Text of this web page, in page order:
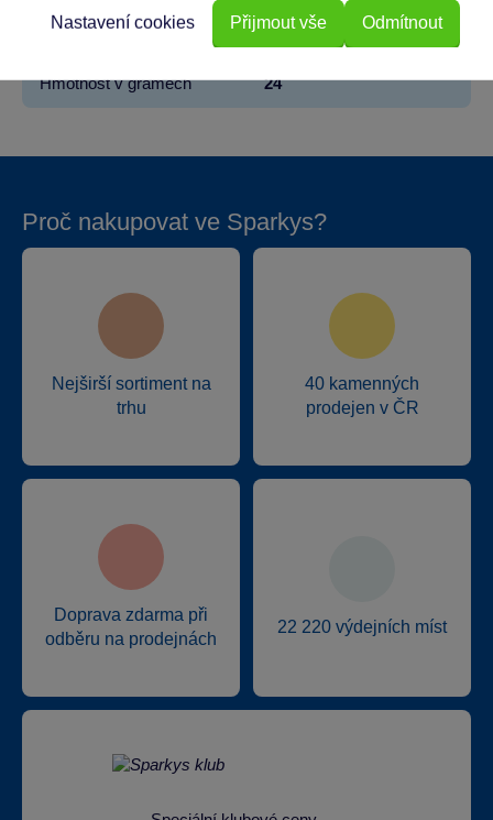
Hloubka 0.4
Hmotnost v gramech 24
Proč nakupovat ve Sparkys?
Nejširší sortiment na
trhu
40 kamenných
prodejen v ČR
Doprava zdarma při
odběru na prodejnách
22 220 výdejních míst
Odmítnout
Nastavení cookies Přijmout vše